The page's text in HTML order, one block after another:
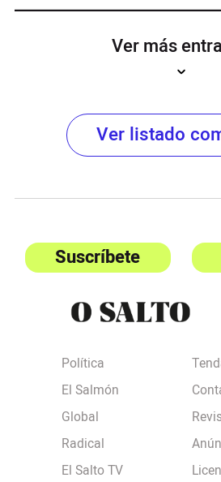
Ver más
Ver listado
Suscríbete
Política
El Salmón
Global
Radical
El Salto TV